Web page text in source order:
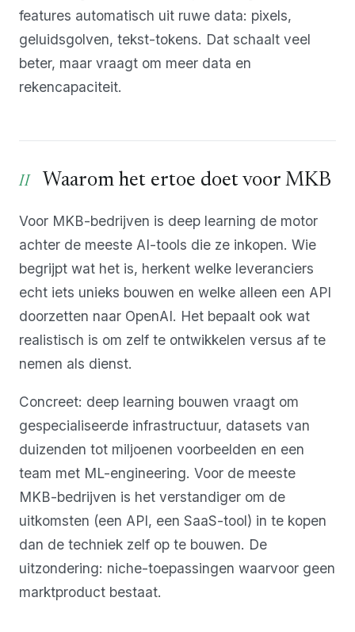
features automatisch uit ruwe data: pixels,
geluidsgolven, tekst-tokens. Dat schaalt veel
beter, maar vraagt om meer data en
rekencapaciteit.
Waarom het ertoe doet voor MKB
Voor MKB-bedrijven is deep learning de motor
achter de meeste AI-tools die ze inkopen. Wie
begrijpt wat het is, herkent welke leveranciers
echt iets unieks bouwen en welke alleen een API
doorzetten naar OpenAI. Het bepaalt ook wat
realistisch is om zelf te ontwikkelen versus af te
nemen als dienst.
Concreet: deep learning bouwen vraagt om
gespecialiseerde infrastructuur, datasets van
duizenden tot miljoenen voorbeelden en een
team met ML-engineering. Voor de meeste
MKB-bedrijven is het verstandiger om de
uitkomsten (een API, een SaaS-tool) in te kopen
dan de techniek zelf op te bouwen. De
uitzondering: niche-toepassingen waarvoor geen
marktproduct bestaat.